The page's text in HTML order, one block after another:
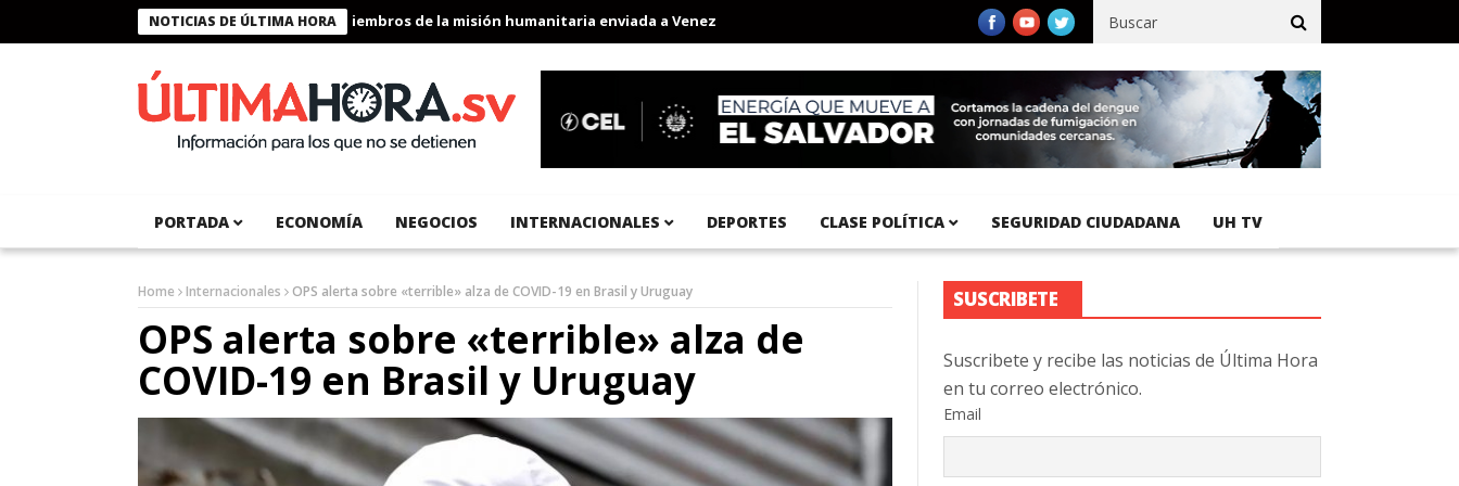
NOTICIAS DE ÚLTIMA HORA
Presidente Bukele condecora a miembros de la misión humanitaria enviada a Venezuela Aeropuerto Internacional del Pacífico registra 92 % de avance en obras de terracería
PORTADA ECONOMÍA NEGOCIOS INTERNACIONALES DEPORTES CLASE POLÍTICA SEGURIDAD CIUDADANA UH TV
Home Internacionales OPS alerta sobre «terrible» alza de COVID-19 en Brasil y Uruguay
OPS alerta sobre «terrible» alza de
COVID-19 en Brasil y Uruguay
SUSCRIBETE
Suscribete y recibe las noticias de Última Hora
en tu correo electrónico.
Email